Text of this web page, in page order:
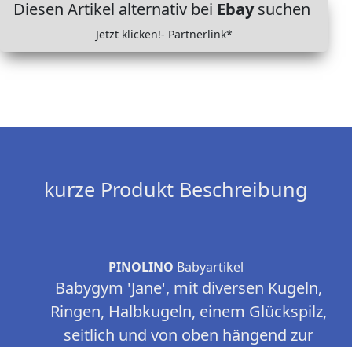
Diesen Artikel alternativ bei Ebaysuchen
Jetzt klicken!- Partnerlink*
kurze Produkt Beschreibung
PINOLINO Babyartikel
Babygym 'Jane', mit diversen Kugeln,
Ringen, Halbkugeln, einem Glückspilz,
seitlich und von oben hängend zur